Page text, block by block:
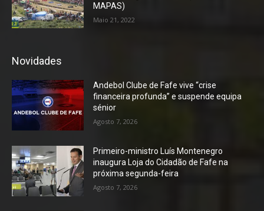
MAPAS)
Maio 21, 2022
Novidades
Andebol Clube de Fafe vive “crise
financeira profunda” e suspende equipa
sénior
Agosto 7, 2026
Primeiro-ministro Luís Montenegro
inaugura Loja do Cidadão de Fafe na
próxima segunda-feira
Agosto 7, 2026